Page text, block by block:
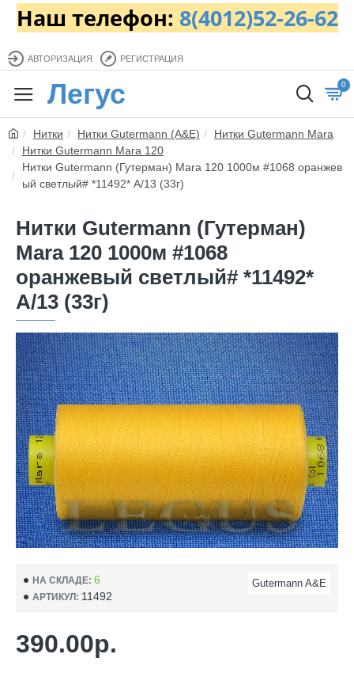
Наш телефон: 8(4012)52-26-62
АВТОРИЗАЦИЯ РЕГИСТРАЦИЯ
Легус 0
Нитки Нитки Gutermann (A&E)
Нитки Gutermann Mara
Нитки Gutermann Mara 120
Нитки Gutermann (Гутерман) Mara 120 1000м #1068 оранжев
ый светлый# *11492* A/13 (33г)
Нитки Gutermann (Гутерман)
Mara 120 1000м #1068
оранжевый светлый# *11492*
A/13 (33г)
НА СКЛАДЕ: 6
АРТИКУЛ: 11492
Gutermann A&E
390.00р.